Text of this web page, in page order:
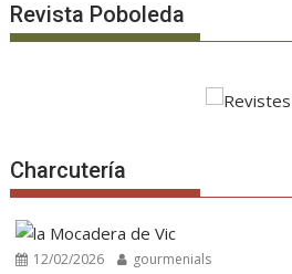
Revista Poboleda
Charcutería
12/02/2026 gourmenials